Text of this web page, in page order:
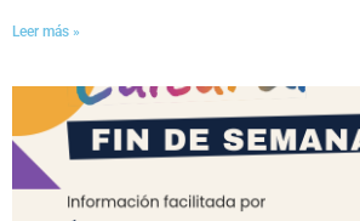
Leer más »